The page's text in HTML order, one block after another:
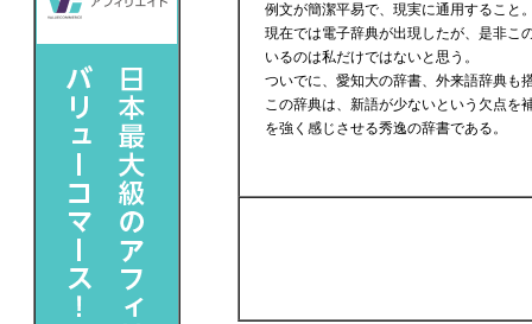
例文が簡潔平易で、現実に通用するこ
現在では電子辞典が出現したが、是非こ
いるのは私だけではないと思う。
ついでに、愛知大の辞書、外来語辞典
この辞典は、新語が少ないという欠点を
を強く感じさせる秀逸の辞書である。